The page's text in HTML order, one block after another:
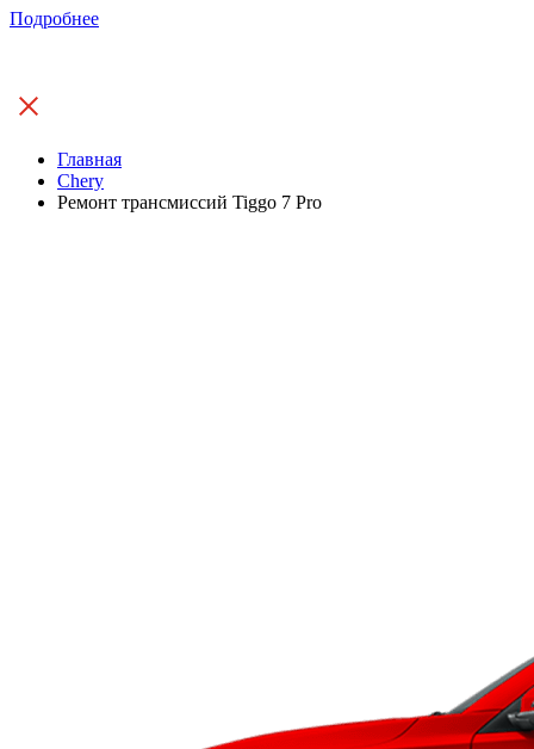
Подробнее
Главная
Chery
Ремонт трансмиссий Tiggo 7 Pro